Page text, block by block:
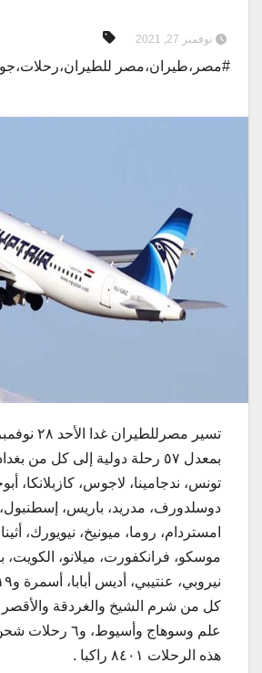
نوفمبر 27, 2021
#مصر،طيران،مصر
بمعدل ٥٧ رحلة دولية إلى كل من
تونس، ندجامينا، لاجوس، كازبلانكا،
دوسلدورف، مدريد، باريس، إسطنبول،
امستردام، روما، ميونيخ، نيويورك،
موسكو، فرانكفورت، ميلانو، الكويت،
كل من شرم الشيخ والغردقة
علم وسوهاج
هذه الرحلات ٨٤٠١ راكبا .